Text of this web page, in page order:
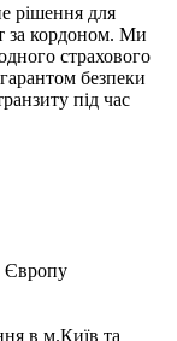
рішення для
за кордоном. Ми
страхового
безпеки
під час
Європу
в м.Київ та